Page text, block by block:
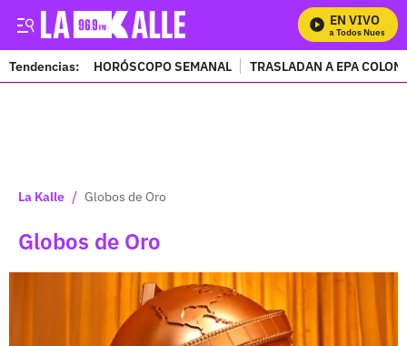
EN VIVO
Mira Todos Nuestros
Tendencias: HORÓSCOPO SEMANAL TRASLADAN A EPA
La Kalle / Globos de Oro
Globos de Oro